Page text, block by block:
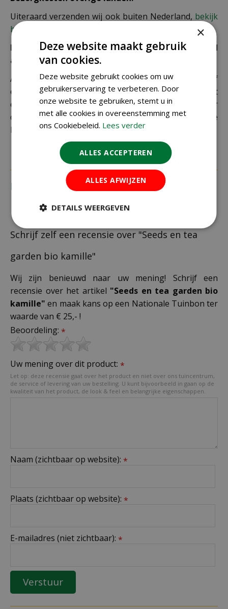
Uiteraard verzenden wij ook buiten Nederland, bekijk
hier de verzendkosten.
Let op: extra kosten bij niet ophalen of verkeerd
adres
Als je je pakket niet ophaalt bij een PostNL-punt of
een verkeerd afleveradres invult, zijn wij genoodzaakt
extra kosten in rekening te brengen. Controleer
daarom altijd goed je adresgegevens voordat je je
bestelling plaatst.
Recensies
Schrijf zelf een recensie over "Seeds en tea
garden bio kamille"
Wij zijn benieuwd naar uw mening! Schrijf een
recensie over het artikel "Seeds en tea garden bio
kamille" en maak kans op een Nationale Tuinbon ter
waarde van € 25,- !
Beoordeling: *
Uw mening over dit product: *
Let op: deze recensie gaat over het product en niet over ons tuincentrum,
de service of levering van uw bestelling. U kunt bijvoorbeeld in gaan op de
kwaliteit van het product, de look & feel en belangrijke eigenschappen.
Naam (zichtbaar op website): *
Plaats (zichtbaar op website): *
E-mailadres (niet zichtbaar): *
×
Deze website maakt gebruik
van cookies.
Deze website gebruikt cookies om uw
gebruikerservaring te verbeteren. Door
onze website te gebruiken, stemt u in
met alle cookies in overeenstemming met
ons Cookiebeleid. Lees verder
ALLES ACCEPTEREN
ALLES AFWIJZEN
DETAILS WEERGEVEN